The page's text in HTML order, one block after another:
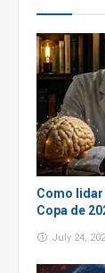
Como
Copa de
July 24,